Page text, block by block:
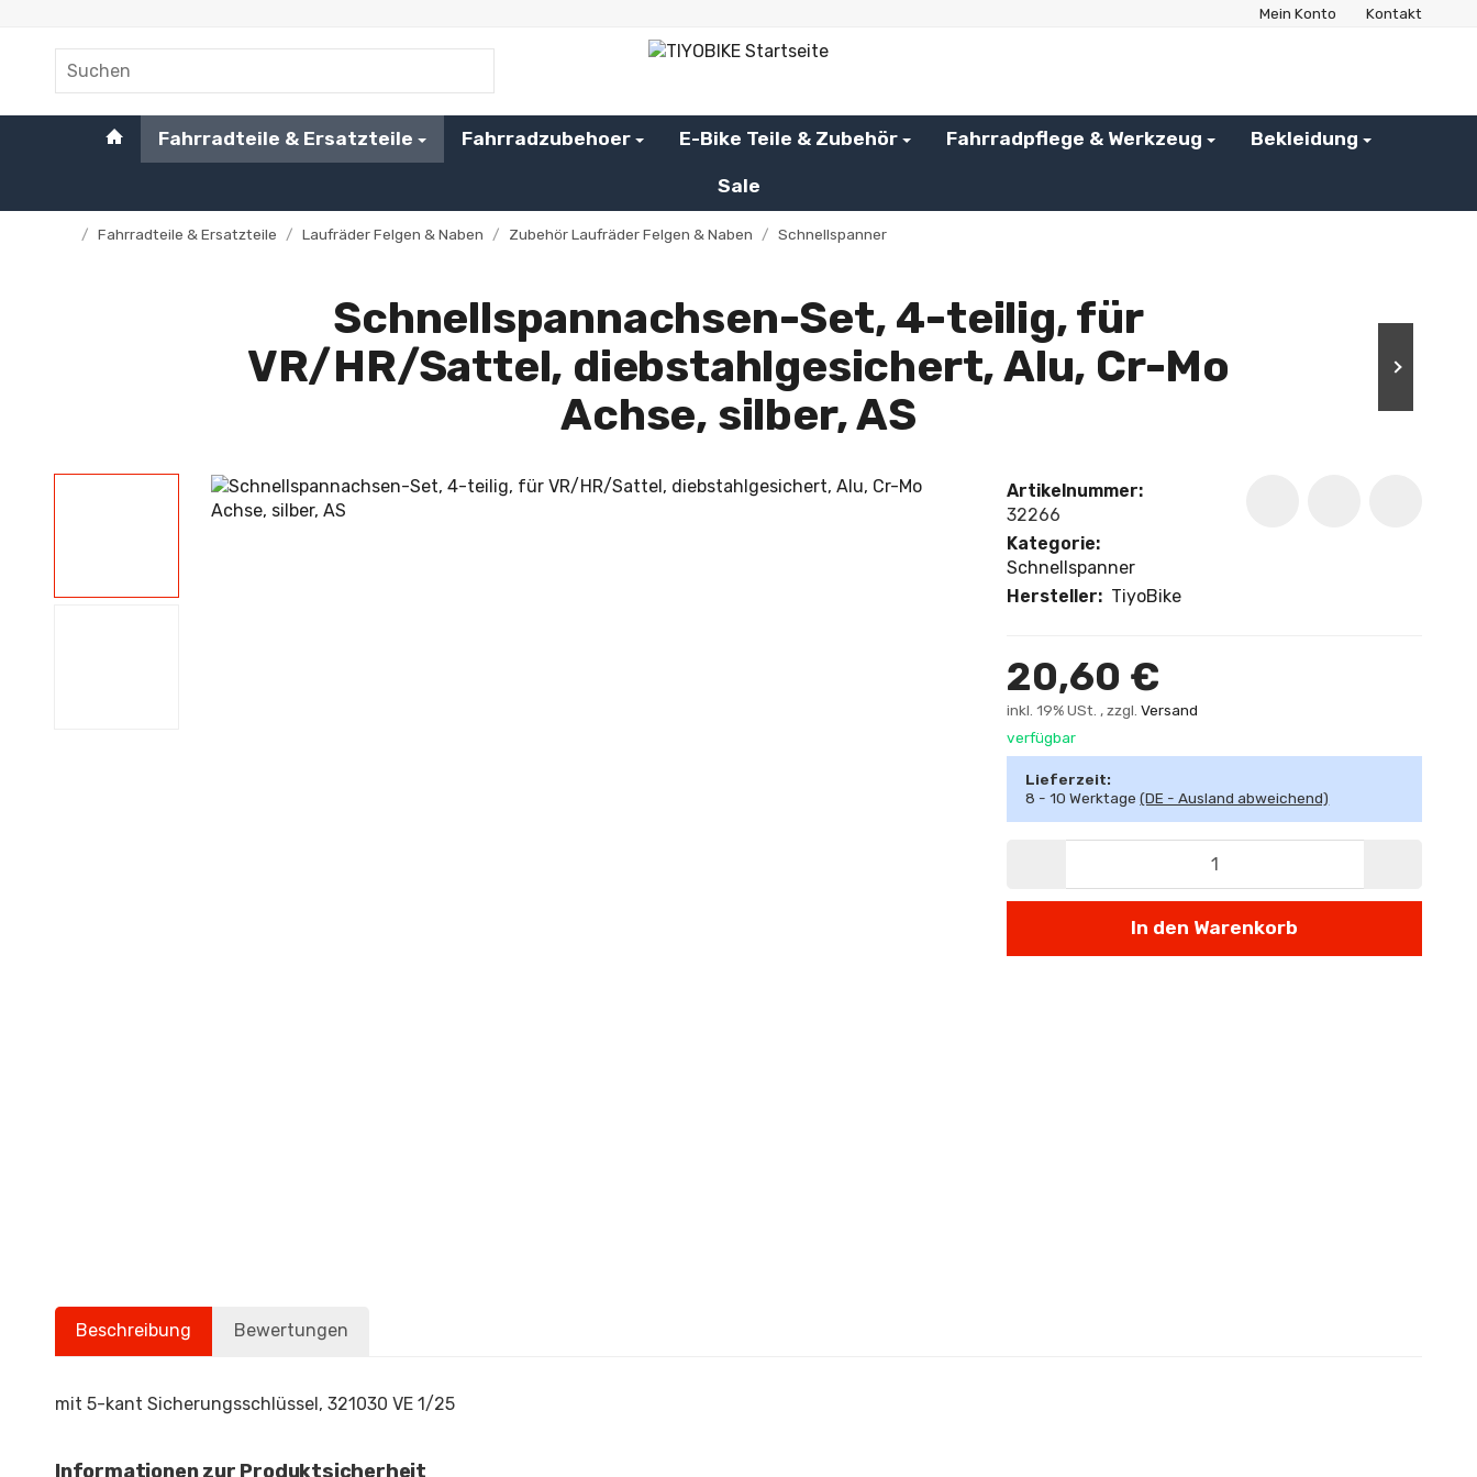
Mein Konto Kontakt
#custom.linkHome#
Fahrradteile & Ersatzteile Fahrradzubehoer E-Bike Teile & Zubehör Fahrradpflege & Werkzeug Bekleidung
Sale
/ Fahrradteile & Ersatzteile / Laufräder Felgen & Naben / Zubehör Laufräder Felgen & Naben / Schnellspanner
Schnellspannachsen-Set, 4-teilig, für
VR/HR/Sattel, diebstahlgesichert, Alu, Cr-Mo
Achse, silber, AS
Artikelnummer:
32266
Kategorie:
Schnellspanner
Hersteller: TiyoBike
20,60 €
inkl. 19% USt. , zzgl.Versand
verfügbar
Lieferzeit:
8 - 10 Werktage(DE - Ausland abweichend)
In den Warenkorb
Beschreibung Bewertungen
mit 5-kant Sicherungsschlüssel, 321030 VE 1/25
Informationen zur Produktsicherheit